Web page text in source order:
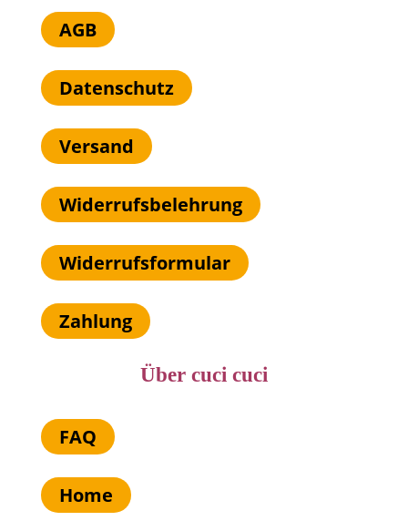
AGB
Datenschutz
Versand
Widerrufsbelehrung
Widerrufsformular
Zahlung
Über cuci cuci
FAQ
Home